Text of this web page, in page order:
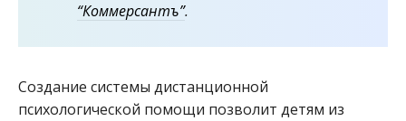
“Коммерсантъ”.
Создание системы дистанционной
психологической помощи позволит детям из